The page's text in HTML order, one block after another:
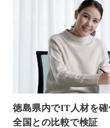
徳島県内でIT人材を
全国との比較で検証